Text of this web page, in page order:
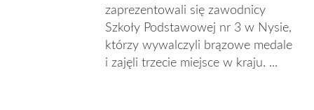
zaprezentowali się zawodnicy
Szkoły Podstawowej nr 3 w Nysie,
którzy wywalczyli brązowe medale
i zajęli trzecie miejsce w kraju. ...